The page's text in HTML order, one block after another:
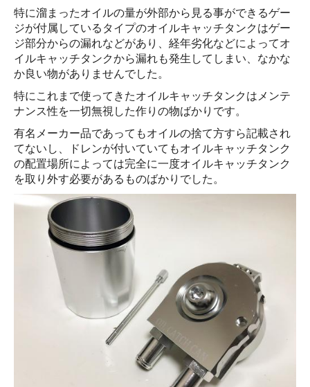
特に溜まったオイルの量が外部から見る事ができるゲー
ジが付属しているタイプのオイルキャッチタンクはゲー
ジ部分からの漏れなどがあり、経年劣化などによってオ
イルキャッチタンクから漏れも発生してしまい、なかな
か良い物がありませんでした。
特にこれまで使ってきたオイルキャッチタンクはメンテ
ナンス性を一切無視した作りの物ばかりです。
有名メーカー品であってもオイルの捨て方すら記載され
てないし、ドレンが付いていてもオイルキャッチタンク
の配置場所によっては完全に一度オイルキャッチタンク
を取り外す必要があるものばかりでした。